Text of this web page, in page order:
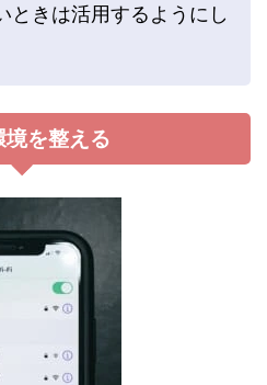
ときは活用するようにし
境を整える